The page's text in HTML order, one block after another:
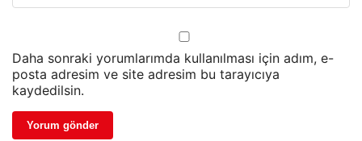
Daha sonraki yorumlarımda kullanılması için adım, e-
posta adresim ve site adresim bu tarayıcıya
kaydedilsin.